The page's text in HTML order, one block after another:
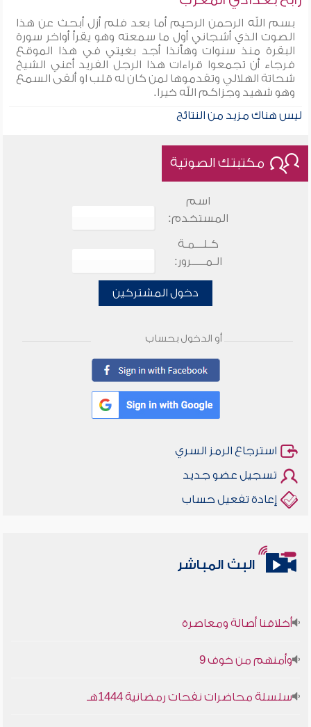
بسم الله الرحمن الرحيم أما بعد فلم أزل أبحث عن هذا
الصوت الذي أشجاني أول ما سمعته وهو يقرأ أواخر سورة
البقرة منذ سنوات وهأنذا أجد بغيتي في هذا الموقع
فرجاء أن تجمعوا قراءات هذا الرجل الفريد أعني الشيخ
شحاتة الهلالي وتقدموها لمن كان له قلب او ألقى السمع
وهو شهيد وجزاكم الله خيرا.
ليس هناك مزيد من النتائج
مكتبتك الصوتية
اسم
المستخدم:
كـلـــمـة
الـمـــــرور:
دخول المشتركين
أو الدخول بحساب
استرجاع الرمز السري
تسجيل عضو جديد
إعادة تفعيل حساب
البث المباشر
أخلاقنا أصالة ومعاصرة
وأمنهم من خوف 9
سلسلة محاضرات نفحات رمضانية 1444هـ